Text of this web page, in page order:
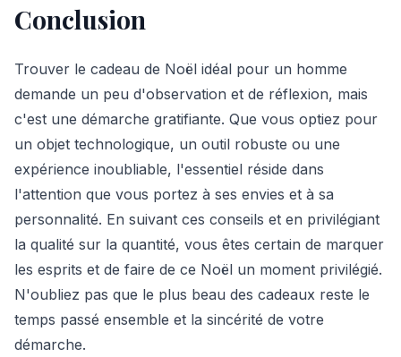
Conclusion
Trouver le cadeau de Noël idéal pour un homme
demande un peu d'observation et de réflexion, mais
c'est une démarche gratifiante. Que vous optiez pour
un objet technologique, un outil robuste ou une
expérience inoubliable, l'essentiel réside dans
l'attention que vous portez à ses envies et à sa
personnalité. En suivant ces conseils et en privilégiant
la qualité sur la quantité, vous êtes certain de marquer
les esprits et de faire de ce Noël un moment privilégié.
N'oubliez pas que le plus beau des cadeaux reste le
temps passé ensemble et la sincérité de votre
démarche.